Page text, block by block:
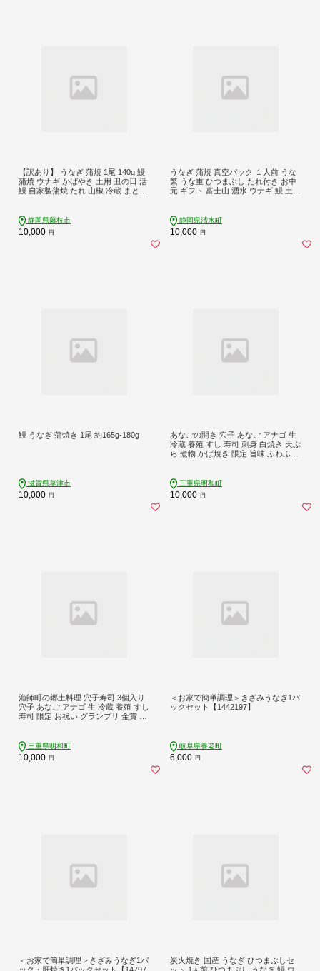
【訳あり】 うなぎ 蒲焼 1尾 140g 鰻
蒲焼 ウナギ かばやき 土用 丑の日 活
鰻 自家製蒲焼 たれ 山椒 冷蔵 まとめ
静岡県藤枝市
10,000 円
うなぎ 蒲焼 真空パック １人前 うな
繁 うな重 ひつまぶし たれ付き お中
元 ギフト 富士山 湧水 ウナギ 鰻 土用
静岡県清水町
10,000 円
鰻 うなぎ 蒲焼き 1尾 約165g-180g
滋賀県草津市
10,000 円
あなごの開き 穴子 あなご アナゴ 生
冷蔵 養殖 すし 寿司 刺身 白焼き 天ぷ
ら 煮物 かば焼き 限定 旨味 ふわふわ
三重県明和町
10,000 円
漁師町の郷土料理 穴子寿司 3個入り
穴子 あなご アナゴ 生 冷蔵 養殖 すし
寿司 限定 お祝い グランプリ 金賞 ３
三重県明和町
10,000 円
＜お家で簡単調理＞きざみうなぎ1パ
ックセット【1442197】
岐阜県養老町
6,000 円
＜お家で簡単調理＞きざみうなぎ1パ
ック・肝焼き1パックセット【14797
炭火焼き 国産 うなぎ ひつまぶしセ
ット 1人前 ひつまぶし うなぎ 鰻 ウ